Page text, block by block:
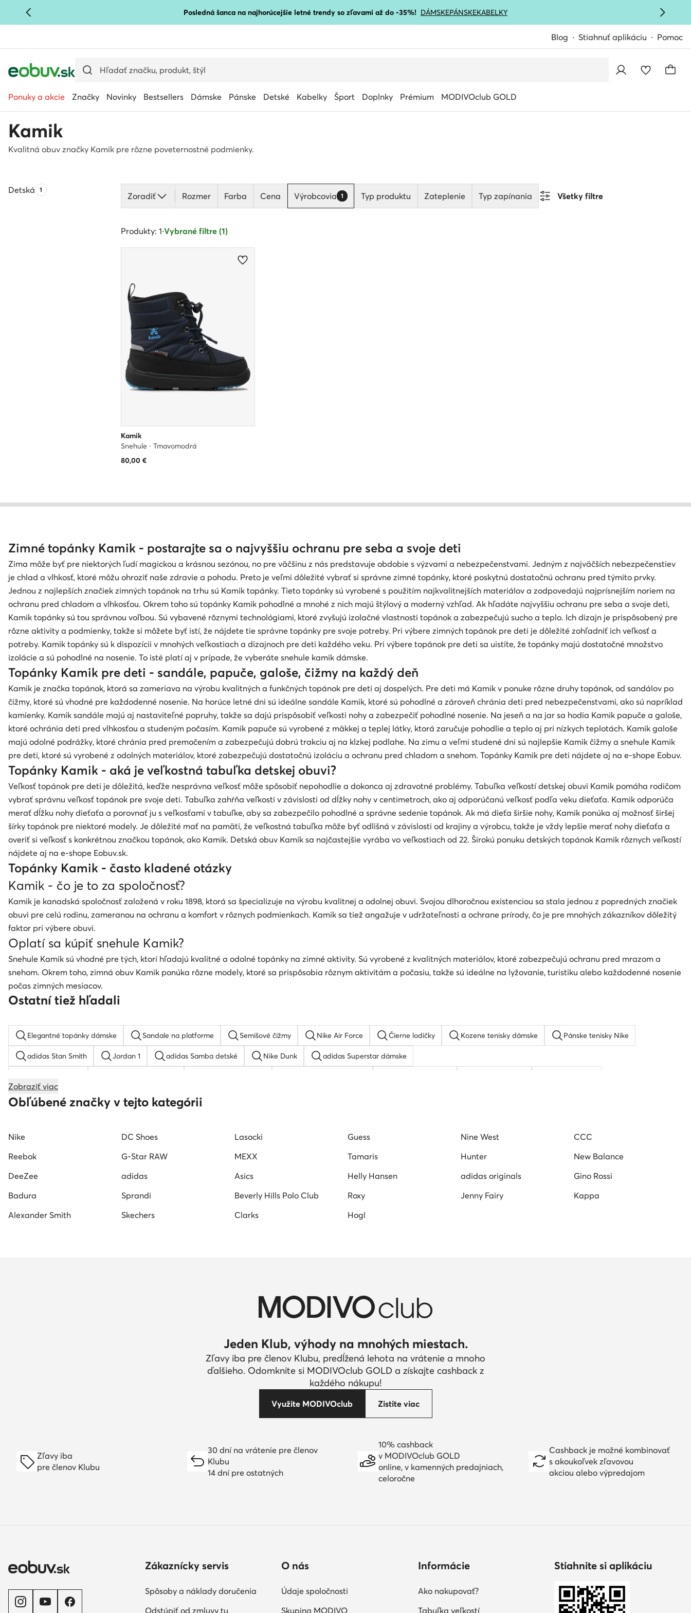
PREJSŤ NA HLAVNÝ OBSAH Posledná šanca na najhorúcejšie letné trendy so zľavami až do -35%! DÁMSKEPÁNSKEKABELKY
Blog Stiahnuť aplikáciu Pomoc
Ponuky a akcie Značky Novinky Bestsellers Dámske Pánske Detské Kabelky Šport Doplnky Prémium MODIVOclub GOLD
Kamik
Kvalitná obuv značky Kamik pre rôzne poveternostné podmienky.
DetskáPočet produktov:
1
Zoradiť Rozmer Farba Cena Výrobcovia 1 Typ produktu Zateplenie Typ zapínania Všetky filtre
Produkty: 1·Vybrané filtre (1)
Kamik
Snehule · Tmavomodrá
80,00€
Zimné topánky Kamik - postarajte sa o najvyššiu ochranu pre seba a svoje deti
Zima môže byť pre niektorých ľudí magickou a krásnou sezónou, no pre väčšinu z nás predstavuje obdobie s výzvami a nebezpečenstvami. Jedným z najväčších nebezpečenstiev
je chlad a vlhkosť, ktoré môžu ohroziť naše zdravie a pohodu. Preto je veľmi dôležité vybrať si správne zimné topánky, ktoré poskytnú dostatočnú ochranu pred týmito prvky.
Jednou z najlepších značiek zimných topánok na trhu sú Kamik topánky. Tieto topánky sú vyrobené s použitím najkvalitnejších materiálov a zodpovedajú najprísnejším noriem na
ochranu pred chladom a vlhkosťou. Okrem toho sú topánky Kamik pohodlné a mnohé z nich majú štýlový a moderný vzhľad. Ak hľadáte najvyššiu ochranu pre seba a svoje deti,
Kamik topánky sú tou správnou voľbou. Sú vybavené rôznymi technológiami, ktoré zvyšujú izolačné vlastnosti topánok a zabezpečujú sucho a teplo. Ich dizajn je prispôsobený pre
rôzne aktivity a podmienky, takže si môžete byť istí, že nájdete tie správne topánky pre svoje potreby. Pri výbere zimných topánok pre deti je dôležité zohľadniť ich veľkosť a
potreby. Kamik topánky sú k dispozícii v mnohých veľkostiach a dizajnoch pre deti každého veku. Pri výbere topánok pre deti sa uistite, že topánky majú dostatočné množstvo
izolácie a sú pohodlné na nosenie. To isté platí aj v prípade, že vyberáte snehule kamik dámske.
Topánky Kamik pre deti - sandále, papuče, galoše, čižmy na každý deň
Kamik je značka topánok, ktorá sa zameriava na výrobu kvalitných a funkčných topánok pre deti aj dospelých. Pre deti má Kamik v ponuke rôzne druhy topánok, od sandálov po
čižmy, ktoré sú vhodné pre každodenné nosenie. Na horúce letné dni sú ideálne sandále Kamik, ktoré sú pohodlné a zároveň chránia deti pred nebezpečenstvami, ako sú napríklad
kamienky. Kamik sandále majú aj nastaviteľné popruhy, takže sa dajú prispôsobiť veľkosti nohy a zabezpečiť pohodlné nosenie. Na jeseň a na jar sa hodia Kamik papuče a galoše,
ktoré ochránia deti pred vlhkosťou a studeným počasím. Kamik papuče sú vyrobené z mäkkej a teplej látky, ktorá zaručuje pohodlie a teplo aj pri nízkych teplotách. Kamik galoše
majú odolné podrážky, ktoré chránia pred premočením a zabezpečujú dobrú trakciu aj na klzkej podlahe. Na zimu a veľmi studené dni sú najlepšie Kamik čižmy a snehule Kamik
pre deti, ktoré sú vyrobené z odolných materiálov, ktoré zabezpečujú dostatočnú izoláciu a ochranu pred chladom a snehom. Topánky Kamik pre deti nájdete aj na e-shope Eobuv.
Topánky Kamik - aká je veľkostná tabuľka detskej obuvi?
Veľkosť topánok pre deti je dôležitá, keďže nesprávna veľkosť môže spôsobiť nepohodlie a dokonca aj zdravotné problémy. Tabuľka veľkostí detskej obuvi Kamik pomáha rodičom
vybrať správnu veľkosť topánok pre svoje deti. Tabuľka zahŕňa veľkosti v závislosti od dĺžky nohy v centimetroch, ako aj odporúčanú veľkosť podľa veku dieťaťa. Kamik odporúča
merať dĺžku nohy dieťaťa a porovnať ju s veľkosťami v tabuľke, aby sa zabezpečilo pohodlné a správne sedenie topánok. Ak má dieťa širšie nohy, Kamik ponúka aj možnosť širšej
šírky topánok pre niektoré modely. Je dôležité mať na pamäti, že veľkostná tabuľka môže byť odlišná v závislosti od krajiny a výrobcu, takže je vždy lepšie merať nohy dieťaťa a
overiť si veľkosť s konkrétnou značkou topánok, ako Kamik. Detská obuv Kamik sa najčastejšie vyrába vo veľkostiach od 22. Širokú ponuku detských topánok Kamik rôznych veľkostí
nájdete aj na e-shope Eobuv.sk.
Topánky Kamik - často kladené otázky
Kamik - čo je to za spoločnosť?
Kamik je kanadská spoločnosť založená v roku 1898, ktorá sa špecializuje na výrobu kvalitnej a odolnej obuvi. Svojou dlhoročnou existenciou sa stala jednou z popredných značiek
obuvi pre celú rodinu, zameranou na ochranu a komfort v rôznych podmienkach. Kamik sa tiež angažuje v udržateľnosti a ochrane prírody, čo je pre mnohých zákazníkov dôležitý
faktor pri výbere obuvi.
Oplatí sa kúpiť snehule Kamik?
Snehule Kamik sú vhodné pre tých, ktorí hľadajú kvalitné a odolné topánky na zimné aktivity. Sú vyrobené z kvalitných materiálov, ktoré zabezpečujú ochranu pred mrazom a
snehom. Okrem toho, zimná obuv Kamik ponúka rôzne modely, ktoré sa prispôsobia rôznym aktivitám a počasiu, takže sú ideálne na lyžovanie, turistiku alebo každodenné nosenie
počas zimných mesiacov.
Ostatní tiež hľadali
Elegantné topánky dámske Sandale na platforme Semišové čižmy Nike Air Force Čierne lodičky Kozene tenisky dámske Pánske tenisky Nike
adidas Stan Smith Jordan 1 adidas Samba detské Nike Dunk adidas Superstar dámske
Nike air force pánske adidas vl court bold
Zobraziť viac
Obľúbené značky v tejto kategórii
Nike DC Shoes Lasocki Guess Nine West
CCC
Reebok
G-Star RAW MEXX Tamaris Hunter
New Balance
DeeZee
adidas Asics Helly Hansen adidas originals
Gino Rossi
Badura
Sprandi Beverly Hills Polo Club Roxy Jenny Fairy
Kappa
Alexander Smith
Skechers Clarks Hogl
Jeden Klub, výhody na mnohých miestach.
Zľavy iba pre členov Klubu, predĺžená lehota na vrátenie a mnoho
ďalšieho. Odomknite si MODIVOclub GOLD a získajte cashback z
každého nákupu!
Využite MODIVOclub Zistite viac
Zľavy iba
pre členov Klubu
30 dní na vrátenie pre členov
Klubu
14 dní pre ostatných
10% cashback
v MODIVOclub GOLD
online, v kamenných predajniach,
celoročne
Cashback je možné kombinovať
s akoukoľvek zľavovou
akciou alebo výpredajom
Zákaznícky servis
Spôsoby a náklady doručenia
Odstúpiť od zmluvy tu
O nás
Údaje spoločnosti
Skupina MODIVO
Informácie
Ako nakupovať?
Tabuľka veľkostí
Stiahnite si aplikáciu